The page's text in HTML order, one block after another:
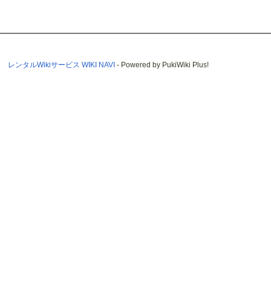
レンタルWikiサービス WIKI NAVI - Powered by PukiWiki Plus!